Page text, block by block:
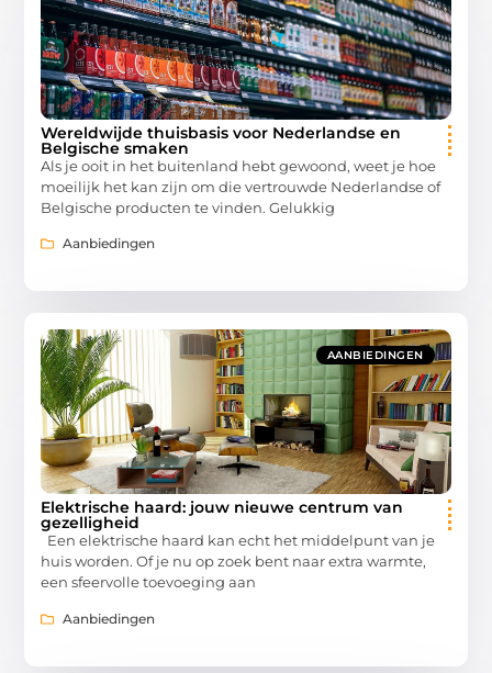
Wereldwijde thuisbasis voor Nederlandse en
Belgische smaken
Als je ooit in het buitenland hebt gewoond, weet je hoe
moeilijk het kan zijn om die vertrouwde Nederlandse of
Belgische producten te vinden. Gelukkig
Aanbiedingen
AANBIEDINGEN
Elektrische haard: jouw nieuwe centrum van
gezelligheid
Een elektrische haard kan echt het middelpunt van je
huis worden. Of je nu op zoek bent naar extra warmte,
een sfeervolle toevoeging aan
Aanbiedingen